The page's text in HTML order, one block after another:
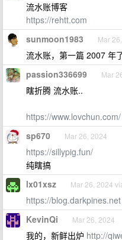
流水账博客
https://rehtt.com
sunmoon1983 Mar
流水账，第一篇 2007 年
passion336699 Mar
瞎折腾 流水账..
https://www.lovchun.com/
sp670 Mar 26, 2024
https://sillypig.fun/
纯瞎搞
lx01xsz Mar 26, 2024
https://blog.darkpines.net
KevinQi Mar 26, 2024
我的，新鲜出炉 http://